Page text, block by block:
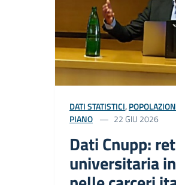
DATI STATISTICI,
PIANO
22 GIU 2026
Dati Cnupp:
universitaria